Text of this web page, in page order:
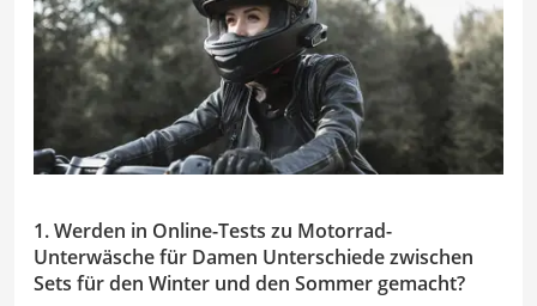
1. Werden in Online-Tests zu Motorrad-
Unterwäsche für Damen Unterschiede zwischen
Sets für den Winter und den Sommer gemacht?